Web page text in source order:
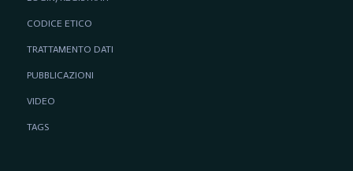
CODICE ETICO
TRATTAMENTO DATI
PUBBLICAZIONI
VIDEO
TAGS